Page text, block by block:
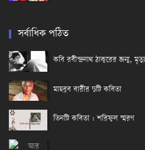
সর্বাধিক পঠিত
কবি রবীন্দ্রনাথ ঠাকুরের জন্ম,
মাহবুব বারীর দুটি কবিতা
তিনটি কবিতা । শরিফুল স্মরণ